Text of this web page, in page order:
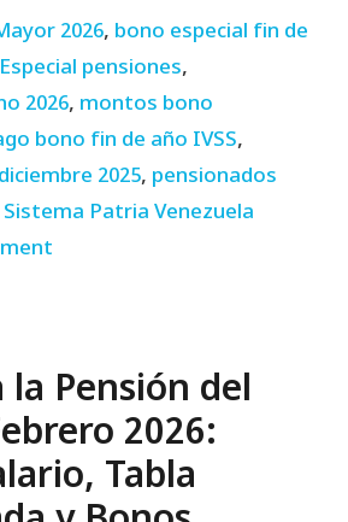
2026, bono especial fin de
pensiones,
2026, montos bono
bono fin de año IVSS,
2025, pensionados
Sistema Patria Venezuela
Pensión del
2026:
Tabla